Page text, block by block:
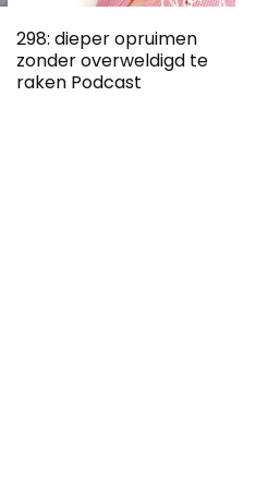
298: dieper opruimen
zonder overweldigd te
raken Podcast